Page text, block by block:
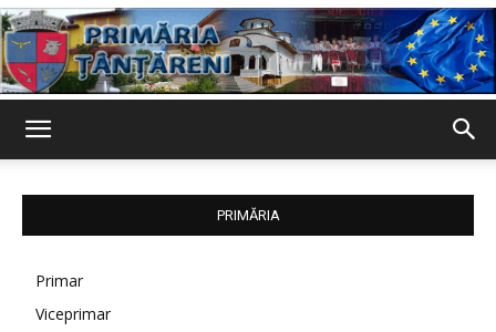
PRIMĂRIA
Primar
Viceprimar